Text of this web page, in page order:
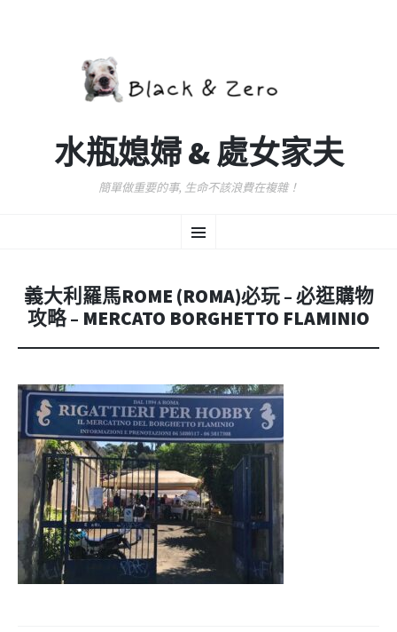
水瓶媳婦 & 處女家夫
簡單做重要的事, 生命不該浪費在複雜！
選
至
容
義大利羅馬ROME (ROMA)必玩 – 必逛購物
攻略 – MERCATO BORGHETTO FLAMINIO